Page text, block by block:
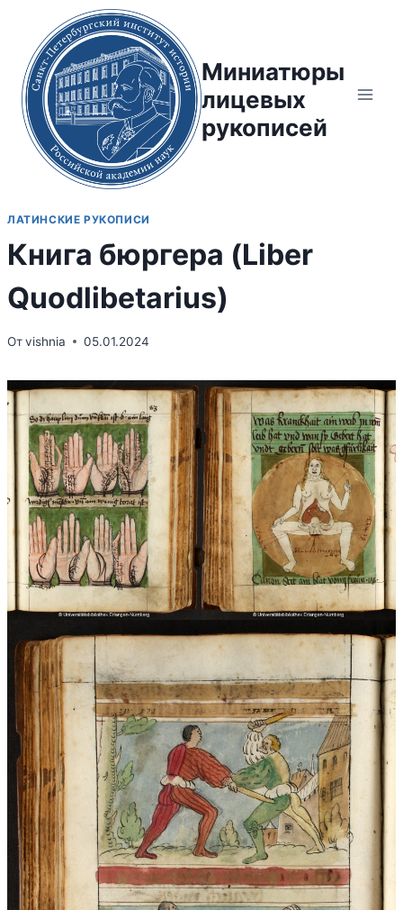
содержимому
Миниатюры
лицевых
рукописей
ЛАТИНСКИЕ РУКОПИСИ
Книга бюргера (Liber
Quodlibetarius)
Отvishnia 05.01.2024